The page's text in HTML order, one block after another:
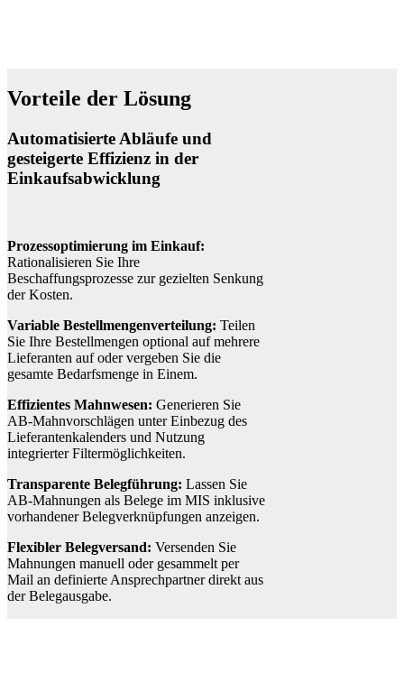
Vorteile der Lösung
Automatisierte Abläufe und
gesteigerte Effizienz in der
Einkaufsabwicklung
Prozessoptimierung im Einkauf:
Rationalisieren Sie Ihre
Beschaffungsprozesse zur gezielten Senkung
der Kosten.
Variable Bestellmengenverteilung: Teilen
Sie Ihre Bestellmengen optional auf mehrere
Lieferanten auf oder vergeben Sie die
gesamte Bedarfsmenge in Einem.
Effizientes Mahnwesen: Generieren Sie
AB-Mahnvorschlägen unter Einbezug des
Lieferantenkalenders und Nutzung
integrierter Filtermöglichkeiten.
Transparente Belegführung: Lassen Sie
AB-Mahnungen als Belege im MIS inklusive
vorhandener Belegverknüpfungen anzeigen.
Flexibler Belegversand: Versenden Sie
Mahnungen manuell oder gesammelt per
Mail an definierte Ansprechpartner direkt aus
der Belegausgabe.